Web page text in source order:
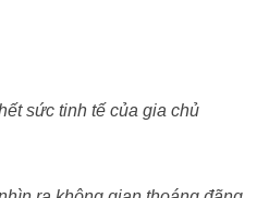
sức tinh tế của gia chủ